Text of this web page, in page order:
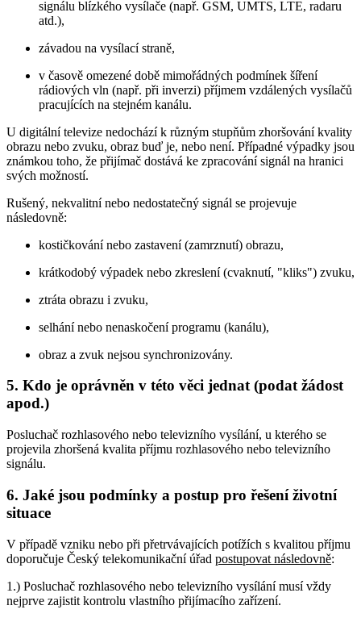
signálu blízkého vysílače (např. GSM, UMTS, LTE, radaru
atd.),
závadou na vysílací straně,
v časově omezené době mimořádných podmínek šíření
rádiových vln (např. při inverzi) příjmem vzdálených vysílačů
pracujících na stejném kanálu.
U digitální televize nedochází k různým stupňům zhoršování kvality
obrazu nebo zvuku, obraz buď je, nebo není. Případné výpadky jsou
známkou toho, že přijímač dostává ke zpracování signál na hranici
svých možností.
Rušený, nekvalitní nebo nedostatečný signál se projevuje
následovně:
kostičkování nebo zastavení (zamrznutí) obrazu,
krátkodobý výpadek nebo zkreslení (cvaknutí, "kliks") zvuku,
ztráta obrazu i zvuku,
selhání nebo nenaskočení programu (kanálu),
obraz a zvuk nejsou synchronizovány.
5. Kdo je oprávněn v této věci jednat (podat žádost
apod.)
Posluchač rozhlasového nebo televizního vysílání, u kterého se
projevila zhoršená kvalita příjmu rozhlasového nebo televizního
signálu.
6. Jaké jsou podmínky a postup pro řešení životní
situace
V případě vzniku nebo při přetrvávajících potížích s kvalitou příjmu
doporučuje Český telekomunikační úřad postupovat následovně:
1.) Posluchač rozhlasového nebo televizního vysílání musí vždy
nejprve zajistit kontrolu vlastního přijímacího zařízení.